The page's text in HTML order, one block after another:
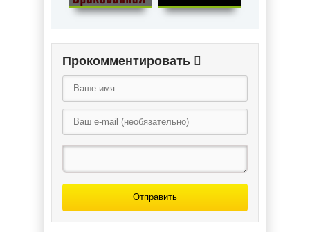
Прокомментировать
Отправить